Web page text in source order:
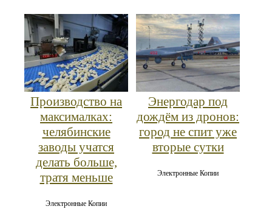
Производство на
максималках:
челябинские
заводы учатся
делать больше,
тратя меньше
Электронные Копии
Энергодар под
дождём из дронов:
город не спит уже
вторые сутки
Электронные Копии